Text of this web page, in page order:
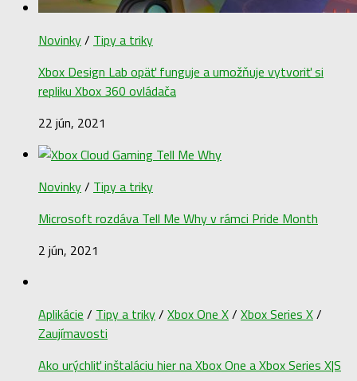
Novinky/ Tipy a triky
Xbox Design Lab opäť funguje a umožňuje vytvoriť si
repliku Xbox 360 ovládača
22 jún, 2021
Novinky/ Tipy a triky
Microsoft rozdáva Tell Me Why v rámci Pride Month
2 jún, 2021
Aplikácie / Tipy a triky/ Xbox One X/ Xbox Series X/
Zaujímavosti
Ako urýchliť inštaláciu hier na Xbox One a Xbox Series X|S